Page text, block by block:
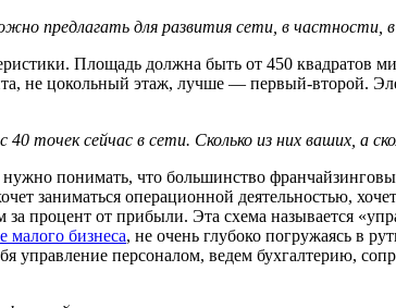
предлагать для развития сети, в частности, в
Площадь должна быть от 450
не цокольный этаж, лучше — первый-второй.
точек сейчас в сети. Сколько из них ваших, а
понимать, что большинство
заниматься операционной деятельностью,
процент от прибыли. Эта схема называется
малого бизнеса, не очень глубоко погружаясь в
управление персоналом, ведем бухгалтерию,